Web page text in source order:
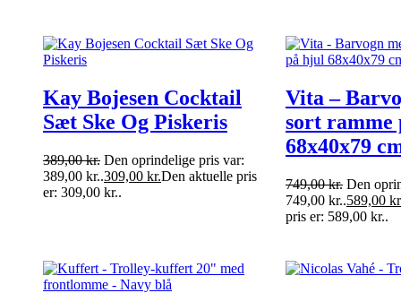
Kay Bojesen Cocktail
Sæt Ske Og Piskeris
389,00kr. Den oprindelige pris var:
389,00 kr..309,00 kr.Den aktuelle pris
er: 309,00 kr..
Vita –
sort ramme
68x40x79
749,00kr. Den
749,00 kr..589,00
pris er: 589,00 kr..